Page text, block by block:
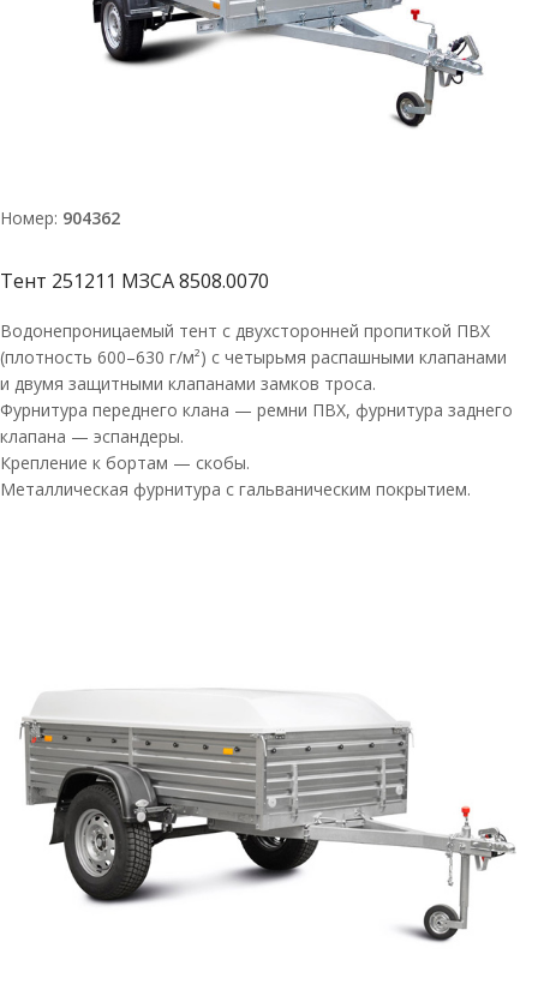
Номер: 904362
Тент 251211 МЗСА 8508.0070
Водонепроницаемый тент с двухсторонней пропиткой ПВХ
(плотность 600–630 г/м²) с четырьмя распашными клапанами
и двумя защитными клапанами замков троса.
Фурнитура переднего клана — ремни ПВХ, фурнитура заднего
клапана — эспандеры.
Крепление к бортам — скобы.
Металлическая фурнитура с гальваническим покрытием.